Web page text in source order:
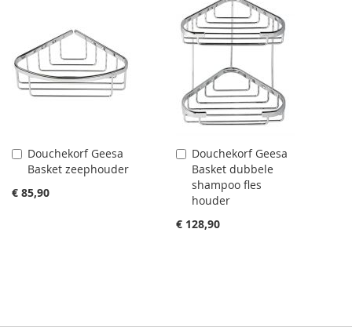
Douchekorf Geesa
Basket zeephouder
€ 85,90
Aan
winkelwagen
toevoegen
Douchekorf Geesa
Basket dubbele
shampoo fles
houder
€ 128,90
Aan
winkelwagen
toevoegen